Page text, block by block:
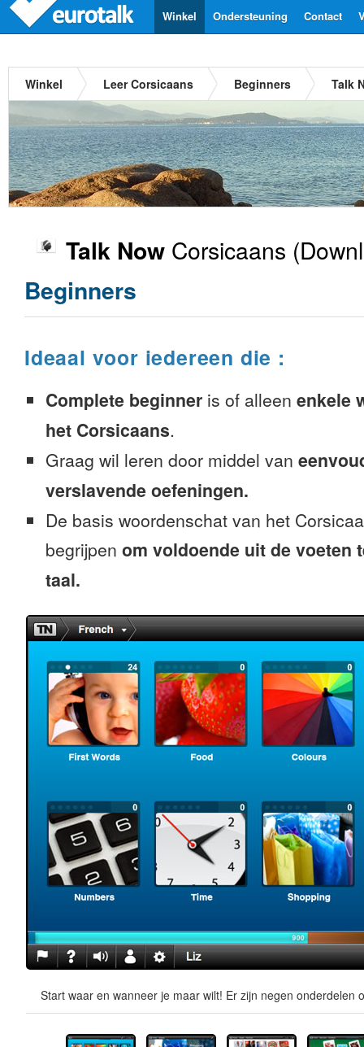
Contact
Ondersteuning
Winkel
Winkel Leer Corsicaans Beginners Talk
Talk Now Corsicaans
Beginners
Ideaal voor iedereen die :
Complete beginner is of alleen enkele
het Corsicaans.
Graag wil leren door middel van
verslavende oefeningen.
De basis woordenschat van het
begrijpen om voldoende uit de voeten
taal.
Start waar en wanneer je maar wilt! Er zijn negen onderdelen